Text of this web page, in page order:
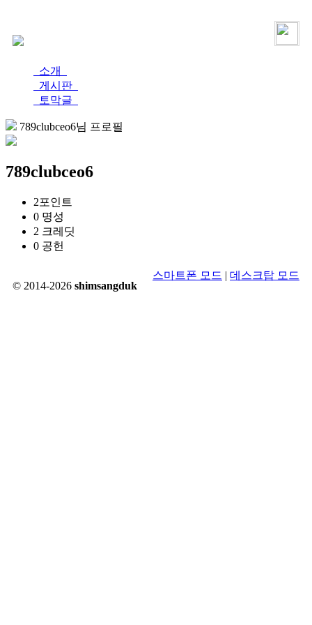
소개
게시판
토막글
789clubceo6님 프로필
789clubceo6
2포인트
0 명성
2 크레딧
0 공헌
© 2014-2026 shimsangduk
스마트폰 모드 | 데스크탑 모드